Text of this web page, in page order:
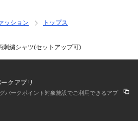
」。
のワイドシャツと同じゆったり目の
ッション
トップス
刺繍シャツ(セットアップ可)
クアプリ
パークポイント対象施設でご利用できるアプ